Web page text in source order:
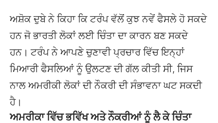
ਅਸ਼ੋਕ ਦੁਬੇ ਨੇ ਕਿਹਾ ਕਿ ਟਰੰਪ ਵੱਲੋਂ ਕੁਝ ਨਵੇਂ ਫੈਸਲੇ ਹੋ ਸਕਦੇ
ਹਨ ਜੋ ਭਾਰਤੀ ਲੋਕਾਂ ਲਈ ਚਿੰਤਾ ਦਾ ਕਾਰਨ ਬਣ ਸਕਦੇ
ਹਨ। ਟਰੰਪ ਨੇ ਆਪਣੇ ਚੁਣਾਵੀ ਪ੍ਰਚਾਰ ਵਿੱਚ ਇਨ੍ਹਾਂ
ਮਿਆਰੀ ਫੈਸਲਿਆਂ ਨੂੰ ਉਲਟਣ ਦੀ ਗੱਲ ਕੀਤੀ ਸੀ, ਜਿਸ
ਨਾਲ ਅਮਰੀਕੀ ਲੋਕਾਂ ਦੀ ਨੌਕਰੀ ਦੀ ਸੰਭਾਵਨਾ ਘਟ ਸਕਦੀ
ਹੈ।
ਅਮਰੀਕਾ ਵਿੱਚ ਭਵਿੱਖ ਅਤੇ ਨੌਕਰੀਆਂ ਨੂੰ ਲੈ ਕੇ ਚਿੰਤਾ